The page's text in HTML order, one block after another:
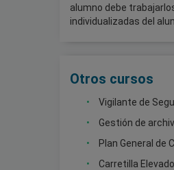
alumno debe
individualizadas del
Otros cursos
Vigilante de
Gestión de
Plan General de
Carretilla